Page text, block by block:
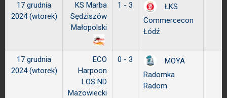
17 grudnia
2024 (wtorek)
KS Marba
Sędziszów
Małopolski
1 - 3
ŁKS
Commercecon
Łódź
17 grudnia
2024 (wtorek)
ECO
Harpoon
LOS ND
Mazowiecki
0 - 3
MOYA
Radomka
Radom